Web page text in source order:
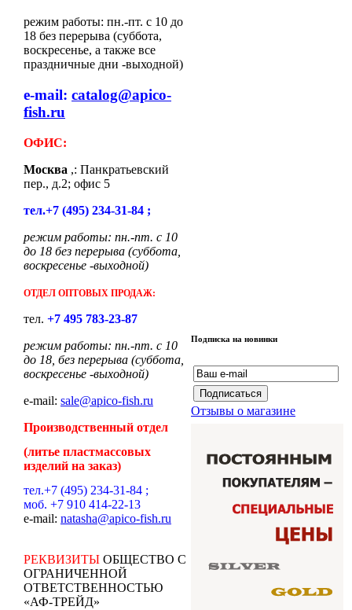
режим работы: пн.-пт. с 10 до
18 без перерыва (суббота,
воскресенье, а также все
праздничные дни -выходной)
e-mail: catalog@apico-
fish.ru
ОФИС:
Москва ,: Панкратьевский
пер., д.2; офис 5
тел.+7 (495) 234-31-84 ;
режим работы: пн.-пт. с 10
до 18 без перерыва (суббота,
воскресенье -выходной)
ОТДЕЛ ОПТОВЫХ ПРОДАЖ:
тел. +7 495 783-23-87
режим работы: пн.-пт. с 10
до 18, без перерыва (суббота,
воскресенье -выходной)
e-mail: sale@apico-fish.ru
Производственный отдел
(литье пластмассовых
изделий на заказ)
тел.+7 (495) 234-31-84 ;
моб. +7 910 414-22-13
е-mail: natasha@apico-fish.ru
РЕКВИЗИТЫ ОБЩЕСТВО С
ОГРАНИЧЕННОЙ
ОТВЕТСТВЕННОСТЬЮ
«АФ-ТРЕЙД»
Подписка на новинки
Отзывы о магазине